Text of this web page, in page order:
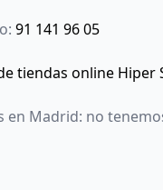
: 91 141 96 05
tiendas online Hiper
en Madrid: no